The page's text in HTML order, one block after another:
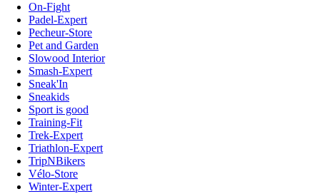
On-Fight
Padel-Expert
Pecheur-Store
Pet and Garden
Slowood Interior
Smash-Expert
Sneak'In
Sneakids
Sport is good
Training-Fit
Trek-Expert
Triathlon-Expert
TripNBikers
Vélo-Store
Winter-Expert